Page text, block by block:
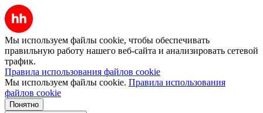
Мы используем файлы cookie, чтобы обеспечивать
правильную работу нашего веб-сайта и анализировать сетевой
трафик.
Правила использования файлов cookie
Мы используем файлы cookie. Правила использования
файлов cookie
Понятно